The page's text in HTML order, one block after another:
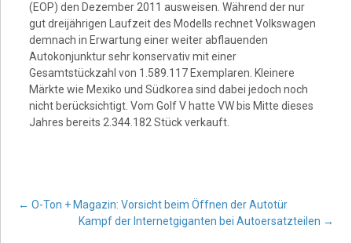
(EOP) den Dezember 2011 ausweisen. Während der nur
gut dreijährigen Laufzeit des Modells rechnet Volkswagen
demnach in Erwartung einer weiter abflauenden
Autokonjunktur sehr konservativ mit einer
Gesamtstückzahl von 1.589.117 Exemplaren. Kleinere
Märkte wie Mexiko und Südkorea sind dabei jedoch noch
nicht berücksichtigt. Vom Golf V hatte VW bis Mitte dieses
Jahres bereits 2.344.182 Stück verkauft.
Post
← O-Ton + Magazin: Vorsicht beim Öffnen der Autotür
Kampf der Internetgiganten bei Autoersatzteilen →